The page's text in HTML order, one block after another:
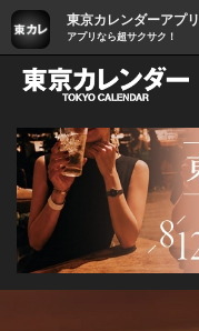
東京カレンダーアプリ
アプリなら超サクサク！